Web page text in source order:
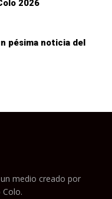
2026
pésima noticia del
medio creado por
Colo.